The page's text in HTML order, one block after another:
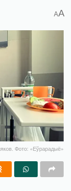
AA
Фото: «Еўрарадыё»